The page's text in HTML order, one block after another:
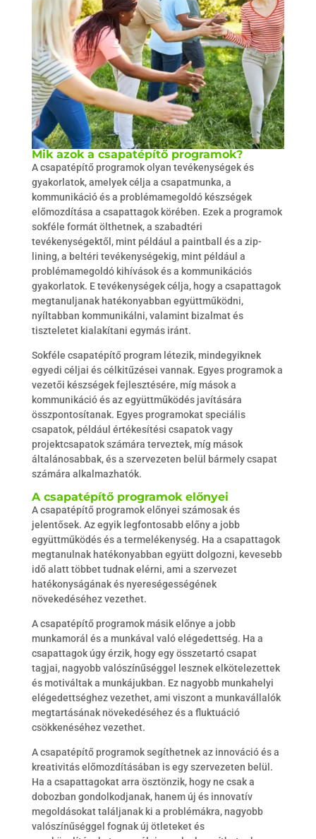
Mik azok a csapatépítő programok?
A csapatépítő programok olyan tevékenységek és
gyakorlatok, amelyek célja a csapatmunka, a
kommunikáció és a problémamegoldó készségek
előmozdítása a csapattagok körében. Ezek a programok
sokféle formát ölthetnek, a szabadtéri
tevékenységektől, mint például a paintball és a zip-
lining, a beltéri tevékenységekig, mint például a
problémamegoldó kihívások és a kommunikációs
gyakorlatok. E tevékenységek célja, hogy a csapattagok
megtanuljanak hatékonyabban együttműködni,
nyíltabban kommunikálni, valamint bizalmat és
tiszteletet kialakítani egymás iránt.
Sokféle csapatépítő program létezik, mindegyiknek
egyedi céljai és célkitűzései vannak. Egyes programok a
vezetői készségek fejlesztésére, míg mások a
kommunikáció és az együttműködés javítására
összpontosítanak. Egyes programokat speciális
csapatok, például értékesítési csapatok vagy
projektcsapatok számára terveztek, míg mások
általánosabbak, és a szervezeten belül bármely csapat
számára alkalmazhatók.
A csapatépítő programok előnyei
A csapatépítő programok előnyei számosak és
jelentősek. Az egyik legfontosabb előny a jobb
együttműködés és a termelékenység. Ha a csapattagok
megtanulnak hatékonyabban együtt dolgozni, kevesebb
idő alatt többet tudnak elérni, ami a szervezet
hatékonyságának és nyereségességének
növekedéséhez vezethet.
A csapatépítő programok másik előnye a jobb
munkamorál és a munkával való elégedettség. Ha a
csapattagok úgy érzik, hogy egy összetartó csapat
tagjai, nagyobb valószínűséggel lesznek elkötelezettek
és motiváltak a munkájukban. Ez nagyobb munkahelyi
elégedettséghez vezethet, ami viszont a munkavállalók
megtartásának növekedéséhez és a fluktuáció
csökkenéséhez vezethet.
A csapatépítő programok segíthetnek az innováció és a
kreativitás előmozdításában is egy szervezeten belül.
Ha a csapattagokat arra ösztönzik, hogy ne csak a
dobozban gondolkodjanak, hanem új és innovatív
megoldásokat találjanak ki a problémákra, nagyobb
valószínűséggel fognak új ötleteket és